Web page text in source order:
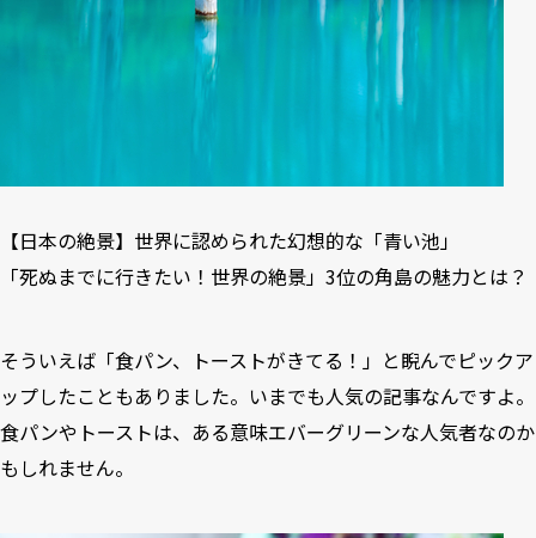
【日本の絶景】世界に認められた幻想的な「青い池」
「死ぬまでに行きたい！世界の絶景」3位の角島の魅力とは？
そういえば「食パン、トーストがきてる！」と睨んでピックア
ップしたこともありました。いまでも人気の記事なんですよ。
食パンやトーストは、ある意味エバーグリーンな人気者なのか
もしれません。